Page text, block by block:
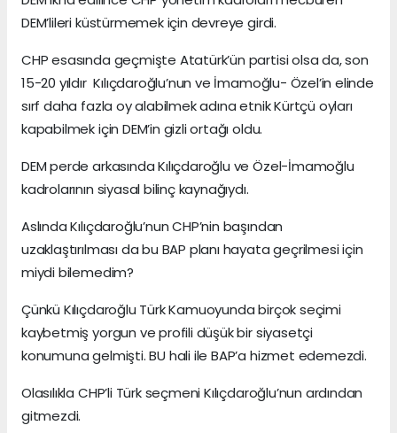
DEM’lileri küstürmemek için devreye girdi.
CHP esasında geçmişte Atatürk’ün partisi olsa da, son
15-20 yıldır Kılıçdaroğlu’nun ve İmamoğlu- Özel’in elinde
sırf daha fazla oy alabilmek adına etnik Kürtçü oyları
kapabilmek için DEM’in gizli ortağı oldu.
DEM perde arkasında Kılıçdaroğlu ve Özel-İmamoğlu
kadrolarının siyasal bilinç kaynağıydı.
Aslında Kılıçdaroğlu’nun CHP’nin başından
uzaklaştırılması da bu BAP planı hayata geçrilmesi için
miydi bilemedim?
Çünkü Kılıçdaroğlu Türk Kamuoyunda birçok seçimi
kaybetmiş yorgun ve profili düşük bir siyasetçi
konumuna gelmişti. BU hali ile BAP’a hizmet edemezdi.
Olasılıkla CHP’li Türk seçmeni Kılıçdaroğlu’nun ardından
gitmezdi.